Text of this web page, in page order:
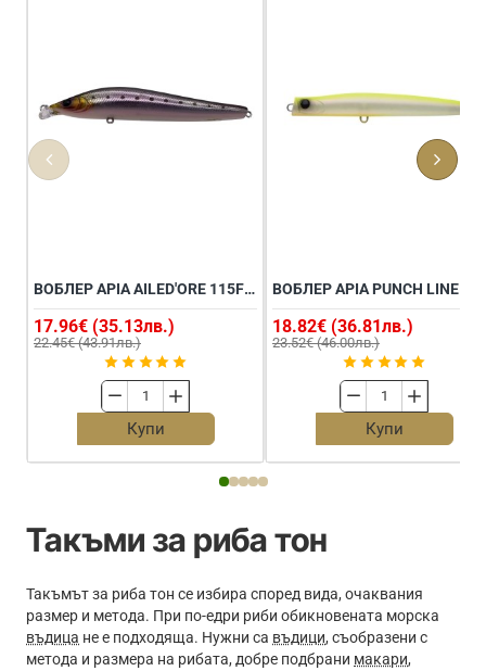
ВОБЛЕР APIA AILED'ORE 115F 18G FLOATING
17.96€ (35.13лв.)
22.45€ (43.91лв.)
Воблер
APIA
Ailed'ore
115F
Купи
18.82€ (36.81лв.)
23.52€ (46.00лв.)
Воблер
APIA
Punch
Line
Купи
Такъми за риба тон
Такъмът за риба тон се избира според вида, очаквания
размер и метода. При по-едри риби обикновената морска
въдица не е подходяща. Нужни са въдици, съобразени с
метода и размера на рибата, добре подбрани макари,